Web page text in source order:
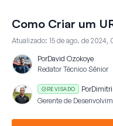
Como Criar um
Atualizado: 15 de ago. de 2024,
PorDavid Ozokoye
Redator Técnico Sênior
REVISADO Por
Gerente de